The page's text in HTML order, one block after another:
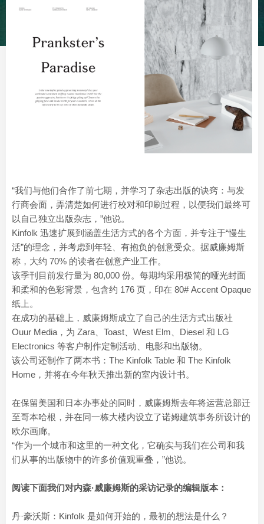
“我们与他们合作了前七期，并学习了杂志出版的诀窍：与发
行商会面，弄清楚如何进行校对和印刷过程，以便我们最终可
以自己独立出版杂志，”他说。
Kinfolk 迅速扩展到涵盖生活方式的各个方面，并专注于“慢生
活”的理念，并考虑到年轻、有抱负的创意受众。据威廉姆斯
称，大约 70% 的读者在创意产业工作。
该季刊目前发行量为 80,000 份。每期均采用极简的哑光封面
和柔和的色彩背景，包含约 176 页，印在 80# Accent Opaque
纸上。
在成功的基础上，威廉姆斯成立了自己的生活方式出版社
Ouur Media，为 Zara、Toast、West Elm、Diesel 和 LG
Electronics 等客户制作定制活动、电影和出版物。
该公司还制作了两本书：The Kinfolk Table 和 The Kinfolk
Home，并将在今年秋天推出新的室内设计书。
在保留美国和日本办事处的同时，威廉姆斯去年将运营总部迁
至哥本哈根，并在同一栋大楼内设立了诺姆建筑事务所设计的
欧尔画廊。
“作为一个城市和这里的一种文化，它确实与我们在公司和我
们从事的出版物中的许多价值观重叠，”他说。
阅读下面我们对内森·威廉姆斯的采访记录的编辑版本：
丹·豪沃斯：Kinfolk 是如何开始的，最初的想法是什么？